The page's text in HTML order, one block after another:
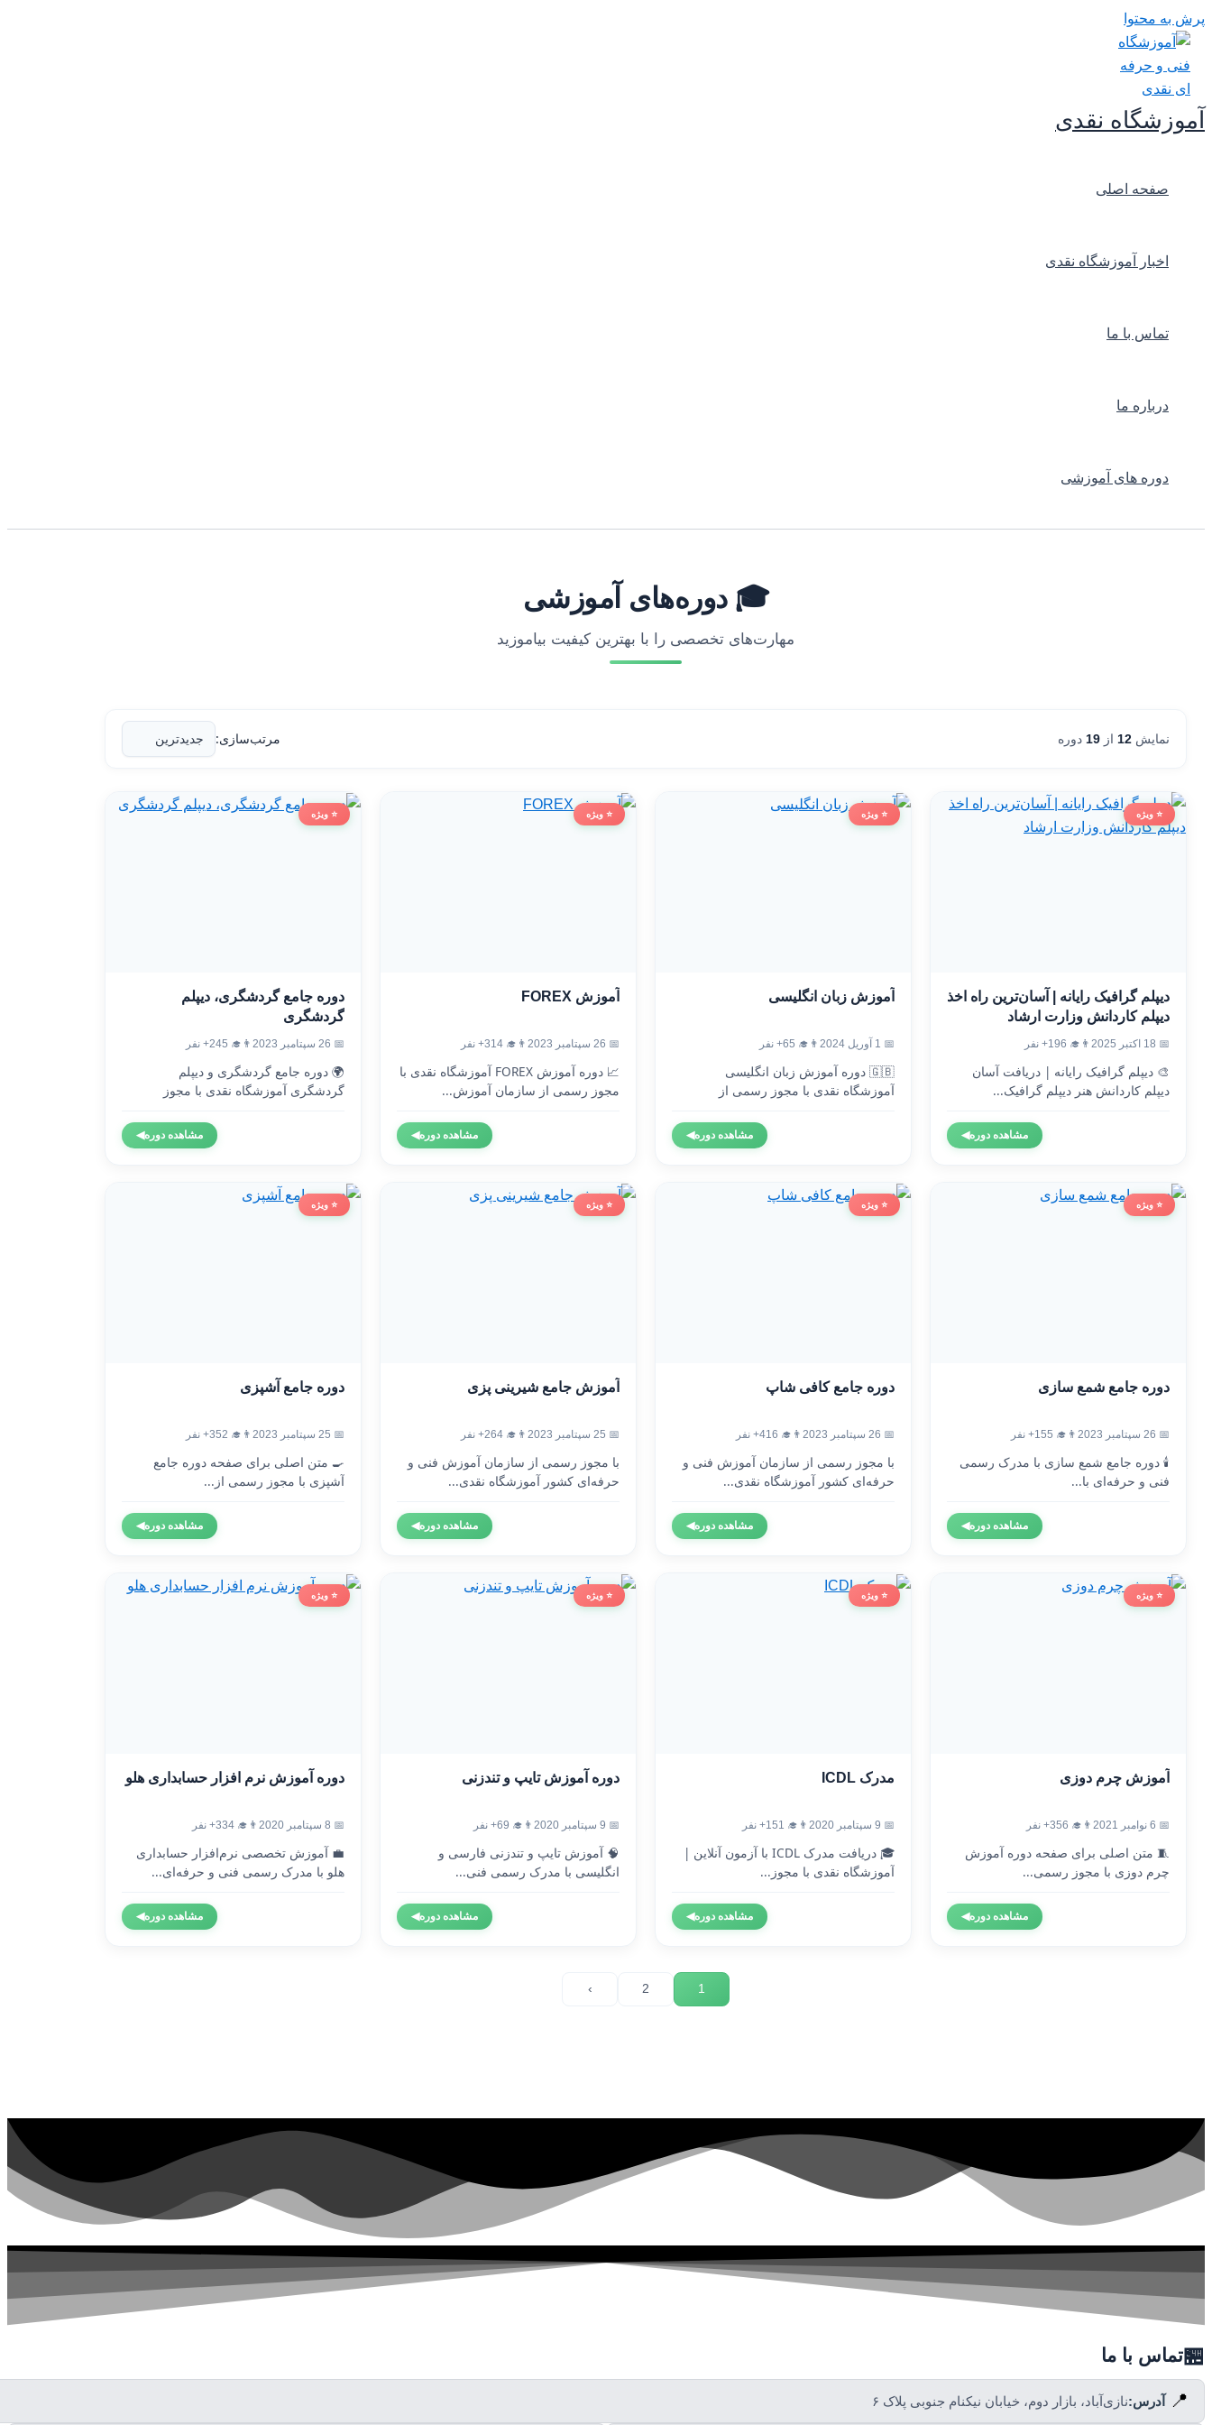
پرش به محتوا
آموزشگاه نقدی
صفحه اصلی
اخبار آموزشگاه نقدی
تماس با ما
درباره ما
دوره های آموزشی
🎓 دوره‌های آموزشی
مهارت‌های تخصصی را با بهترین کیفیت بیاموزید
نمایش 12 از 19 دوره مرتب‌سازی:
⭐ ویژه
دیپلم گرافیک رایانه | آسان‌ترین راه اخذ
دیپلم کاردانش وزارت ارشاد
📅 18 اکتبر 2025 👨‍🎓 196+ نفر
🎨 دیپلم گرافیک رایانه | دریافت آسان
دیپلم کاردانش هنر دیپلم گرافیک...
مشاهده دوره◀
⭐ ویژه
آموزش زبان انگلیسی
📅 1 آوریل 2024 👨‍🎓 65+ نفر
🇬🇧 دوره آموزش زبان انگلیسی
آموزشگاه نقدی با مجوز رسمی از
مشاهده دوره◀
⭐ ویژه
آموزش FOREX
📅 26 سپتامبر 2023 👨‍🎓 314+ نفر
📈 دوره آموزش FOREX آموزشگاه نقدی با
مجوز رسمی از سازمان آموزش...
مشاهده دوره◀
⭐ ویژه
دوره جامع گردشگری، دیپلم
گردشگری
📅 26 سپتامبر 2023 👨‍🎓 245+ نفر
🌍 دوره جامع گردشگری و دیپلم
گردشگری آموزشگاه نقدی با مجوز
مشاهده دوره◀
⭐ ویژه
دوره جامع شمع سازی
📅 26 سپتامبر 2023 👨‍🎓 155+ نفر
🕯️ دوره جامع شمع سازی با مدرک رسمی
فنی و حرفه‌ای با...
مشاهده دوره◀
⭐ ویژه
دوره جامع کافی شاپ
📅 26 سپتامبر 2023 👨‍🎓 416+ نفر
با مجوز رسمی از سازمان آموزش فنی و
حرفه‌ای کشور آموزشگاه نقدی...
مشاهده دوره◀
⭐ ویژه
آموزش جامع شیرینی پزی
📅 25 سپتامبر 2023 👨‍🎓 264+ نفر
با مجوز رسمی از سازمان آموزش فنی و
حرفه‌ای کشور آموزشگاه نقدی...
مشاهده دوره◀
⭐ ویژه
دوره جامع آشپزی
📅 25 سپتامبر 2023 👨‍🎓 352+ نفر
🍳 متن اصلی برای صفحه دوره جامع
آشپزی با مجوز رسمی از...
مشاهده دوره◀
⭐ ویژه
آموزش چرم دوزی
📅 6 نوامبر 2021 👨‍🎓 356+ نفر
🧵 متن اصلی برای صفحه دوره آموزش
چرم دوزی با مجوز رسمی...
مشاهده دوره◀
⭐ ویژه
مدرک ICDL
📅 9 سپتامبر 2020 👨‍🎓 151+ نفر
🎓 دریافت مدرک ICDL با آزمون آنلاین |
آموزشگاه نقدی با مجوز...
مشاهده دوره◀
⭐ ویژه
دوره آموزش تایپ و تندزنی
📅 9 سپتامبر 2020 👨‍🎓 69+ نفر
🧠 آموزش تایپ و تندزنی فارسی و
انگلیسی با مدرک رسمی فنی...
مشاهده دوره◀
⭐ ویژه
دوره آموزش نرم افزار حسابداری هلو
📅 8 سپتامبر 2020 👨‍🎓 334+ نفر
💼 آموزش تخصصی نرم‌افزار حسابداری
هلو با مدرک رسمی فنی و حرفه‌ای...
مشاهده دوره◀
1
2
›
🏪تماس با ما
📍 آدرس:نازی‌آباد، بازار دوم، خیابان نیکنام جنوبی پلاک ۶